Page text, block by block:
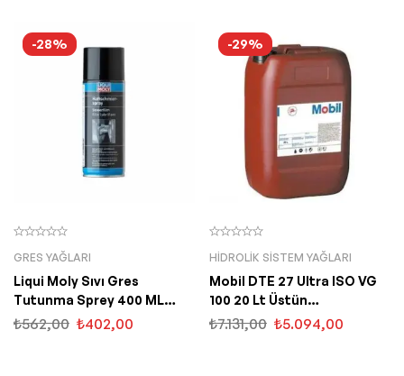
-28%
GRES YAĞLARI
Liqui Moly Sıvı Gres
Tutunma Sprey 400 ML
(4084)
₺562,00 ₺402,00
-29%
HIDROLIK SISTEM YAĞLARI
Mobil DTE 27 Ultra ISO VG
100 20 Lt Üstün
Performanslı Hidrolik Yağ
₺7.131,00 ₺5.094,00